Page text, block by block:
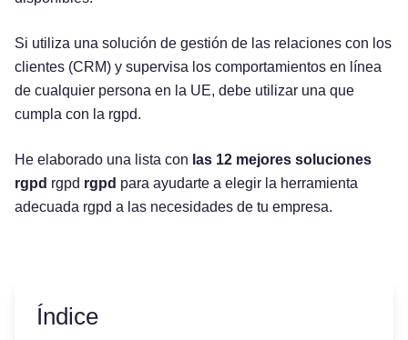
Si utiliza una solución de gestión de las relaciones con los
clientes (CRM) y supervisa los comportamientos en línea
de cualquier persona en la UE, debe utilizar una que
cumpla con la rgpd.
He elaborado una lista con las 12 mejores soluciones
rgpd rgpd rgpd para ayudarte a elegir la herramienta
adecuada rgpd a las necesidades de tu empresa.
Índice